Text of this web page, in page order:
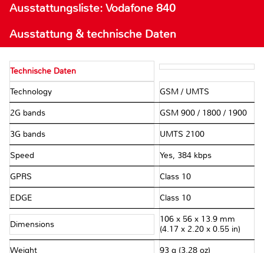
Ausstattungsliste: Vodafone 840
Ausstattung & technische Daten
Technische Daten
Technology GSM / UMTS
2G bands GSM 900 / 1800 / 1900
3G bands UMTS 2100
Speed Yes, 384 kbps
GPRS Class 10
EDGE Class 10
Dimensions
106 x 56 x 13.9 mm
(4.17 x 2.20 x 0.55 in)
Weight 93 g (3.28 oz)